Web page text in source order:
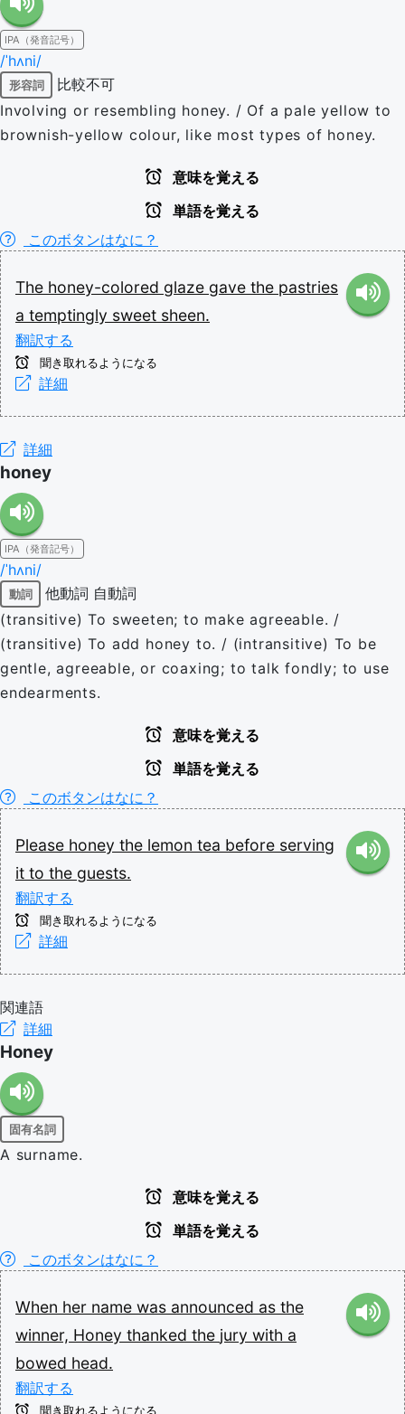
IPA（発音記号）
/ˈhʌni/
形容詞
比較不可
Involving or resembling honey. / Of a pale yellow to
brownish-yellow colour, like most types of honey.
意味を覚える
単語を覚える
このボタンはなに？
The honey-colored glaze gave the pastries
a temptingly sweet sheen.
翻訳する
聞き取れるようになる
詳細
詳細
honey
IPA（発音記号）
/ˈhʌni/
動詞 他動詞 自動詞
(transitive) To sweeten; to make agreeable. /
(transitive) To add honey to. / (intransitive) To be
gentle, agreeable, or coaxing; to talk fondly; to use
endearments.
意味を覚える
単語を覚える
このボタンはなに？
Please honey the lemon tea before serving
it to the guests.
翻訳する
聞き取れるようになる
詳細
関連語
詳細
Honey
固有名詞
A surname.
意味を覚える
単語を覚える
このボタンはなに？
When her name was announced as the
winner, Honey thanked the jury with a
bowed head.
翻訳する
聞き取れるようになる